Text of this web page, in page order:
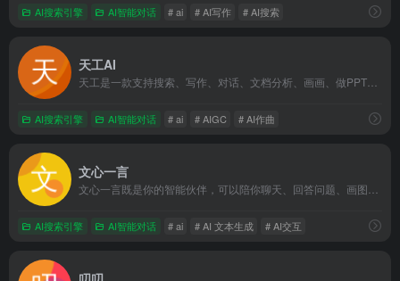
AI搜索引擎 AI智能对话 # ai # AI写作 # AI搜索
天工AI
AI搜索引擎 AI智能对话 # ai # AIGC # AI作曲
文心一言
AI搜索引擎 AI智能对话 # ai # AI 文本生成 # AI交互